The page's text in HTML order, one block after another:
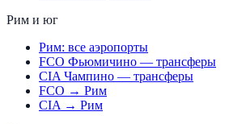
Рим и юг
Рим: все аэропорты
FCO Фьюмичино — трансферы
CIA Чампино — трансферы
FCO → Рим
CIA → Рим